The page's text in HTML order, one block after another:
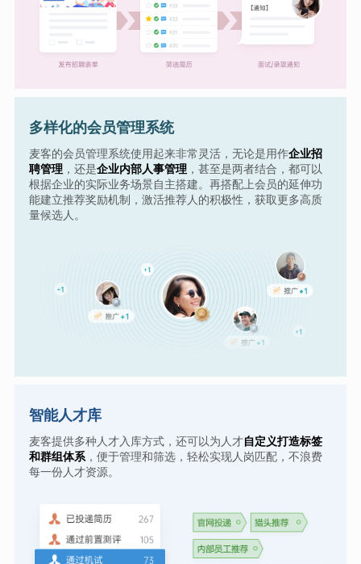
多样化的会员管理系统
麦客的会员管理系统使用起来非常灵活，无论是用作企业招
聘管理，还是企业内部人事管理，甚至是两者结合，都可以
根据企业的实际业务场景自主搭建。再搭配上会员的延伸功
能建立推荐奖励机制，激活推荐人的积极性，获取更多高质
量候选人。
智能人才库
麦客提供多种人才入库方式，还可以为人才自定义打造标签
和群组体系，便于管理和筛选，轻松实现人岗匹配，不浪费
每一份人才资源。